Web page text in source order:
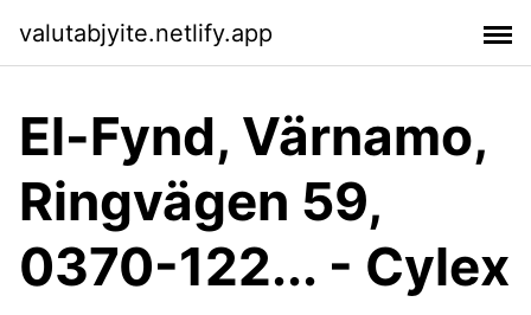
valutabjyite.netlify.app
El-Fynd, Värnamo,
Ringvägen 59,
0370-122... - Cylex